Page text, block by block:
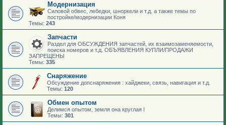
Модернизация
Силовой обвес, лебедки, шноркели и т.д. а также темы по
постройке/модернизации Коня
Темы: 243
Запчасти
Раздел для ОБСУЖДЕНИЯ запчастей, их взаимозаменяемости,
поиска номеров и т.д. ОБЪЯВЛЕНИЯ КУПЛИ/ПРОДАЖИ
ЗАПРЕЩЕНЫ
Темы: 335
Снаряжение
Обсуждение допснаряжения : хайджеки, связь, навигация и т.д.
Темы: 120
Обмен опытом
Делимся опытом, земля она круглая !
Темы: 301